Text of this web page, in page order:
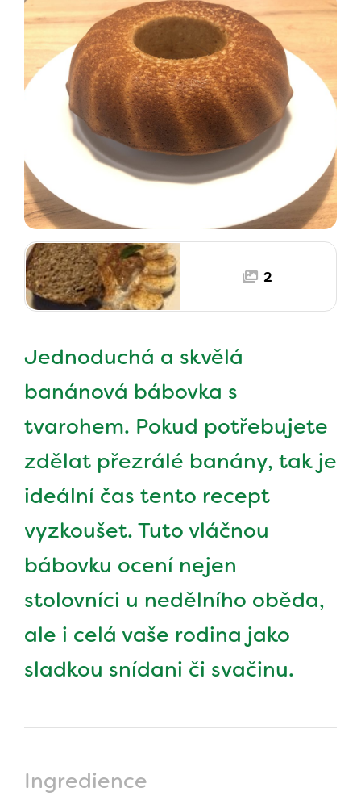
2
Jednoduchá a skvělá
banánová bábovka s
tvarohem. Pokud potřebujete
zdělat přezrálé banány, tak je
ideální čas tento recept
vyzkoušet. Tuto vláčnou
bábovku ocení nejen
stolovníci u nedělního oběda,
ale i celá vaše rodina jako
sladkou snídani či svačinu.
Ingredience